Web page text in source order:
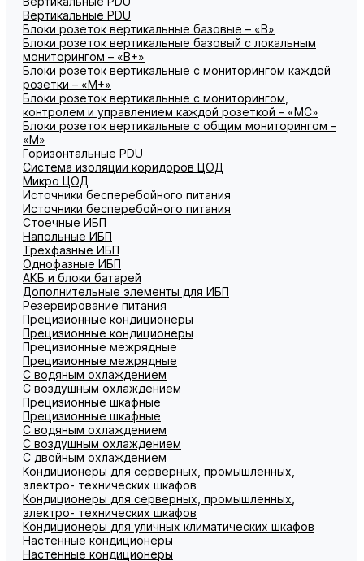
Вертикальные PDU
Блоки розеток вертикальные базовые – «В»
Блоки розеток вертикальные базовый с локальным
мониторингом – «В+»
Блоки розеток вертикальные с мониторингом каждой
розетки – «М+»
Блоки розеток вертикальные с мониторингом,
контролем и управлением каждой розеткой – «МС»
Блоки розеток вертикальные с общим мониторингом –
«М»
Горизонтальные PDU
Система изоляции коридоров ЦОД
Микро ЦОД
Источники бесперебойного питания
Источники бесперебойного питания
Стоечные ИБП
Напольные ИБП
Трёхфазные ИБП
Однофазные ИБП
АКБ и блоки батарей
Дополнительные элементы для ИБП
Резервирование питания
Прецизионные кондиционеры
Прецизионные кондиционеры
Прецизионные межрядные
Прецизионные межрядные
С водяным охлаждением
С воздушным охлаждением
Прецизионные шкафные
Прецизионные шкафные
С водяным охлаждением
С воздушным охлаждением
С двойным охлаждением
Кондиционеры для серверных, промышленных,
электро- технических шкафов
Кондиционеры для серверных, промышленных,
электро- технических шкафов
Кондиционеры для уличных климатических шкафов
Настенные кондиционеры
Настенные кондиционеры